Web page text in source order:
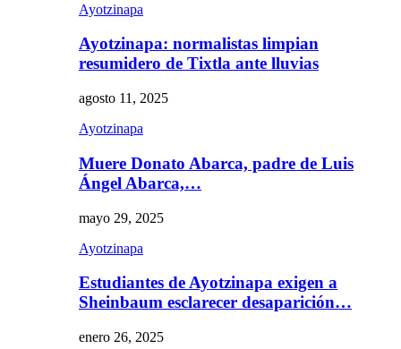
Ayotzinapa
Ayotzinapa: normalistas limpian
resumidero de Tixtla ante lluvias
agosto 11, 2025
Ayotzinapa
Muere Donato Abarca, padre de Luis
Ángel Abarca,…
mayo 29, 2025
Ayotzinapa
Estudiantes de Ayotzinapa exigen a
Sheinbaum esclarecer desaparición…
enero 26, 2025